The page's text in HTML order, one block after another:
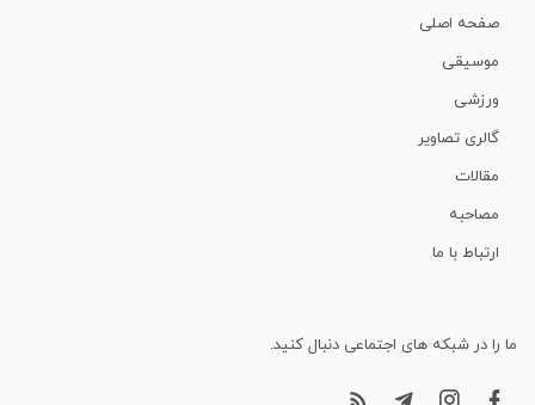
صفحه اصلی
موسیقی
ورزشی
گالری تصاویر
مقالات
مصاحبه
ارتباط با ما
ما را در شبکه های اجتماعی دنبال کنید.